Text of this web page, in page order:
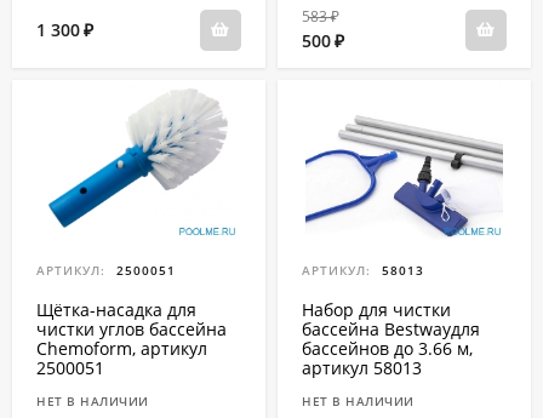
1 300₽
583 ₽
500₽
АРТИКУЛ: 2500051
Щётка-насадка для
чистки углов бассейна
Chemoform, артикул
2500051
НЕТ В НАЛИЧИИ
АРТИКУЛ: 58013
Набор для чистки
бассейна Bestwayдля
бассейнов до 3.66 м,
артикул 58013
НЕТ В НАЛИЧИИ